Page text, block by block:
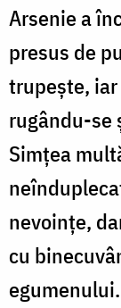
Arsenie a
presus de
trupește,
rugându-se
Simțea
nevoințe,
cu